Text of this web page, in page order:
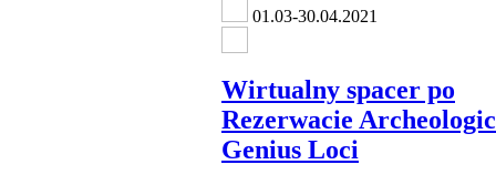
01.03-30.04.2021
Wirtualny spacer po
Rezerwacie
Genius Loci